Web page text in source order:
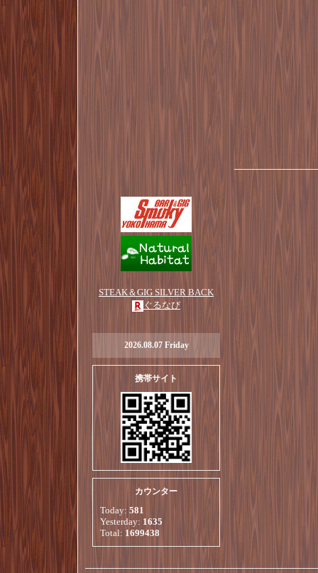
STEAK＆GIG SILVER BACK
ぐるなび
2026.08.07 Friday
携帯サイト
カウンター
Today: 581
Yesterday: 1635
Total: 1699438